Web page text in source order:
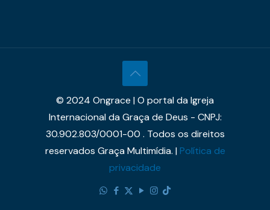
© 2024 Ongrace | O portal da Igreja
Internacional da Graça de Deus - CNPJ:
30.902.803/0001-00 . Todos os direitos
reservados Graça Multimídia. |Política de
privacidade